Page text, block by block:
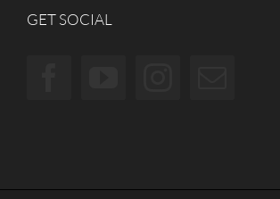
GET SOCIAL